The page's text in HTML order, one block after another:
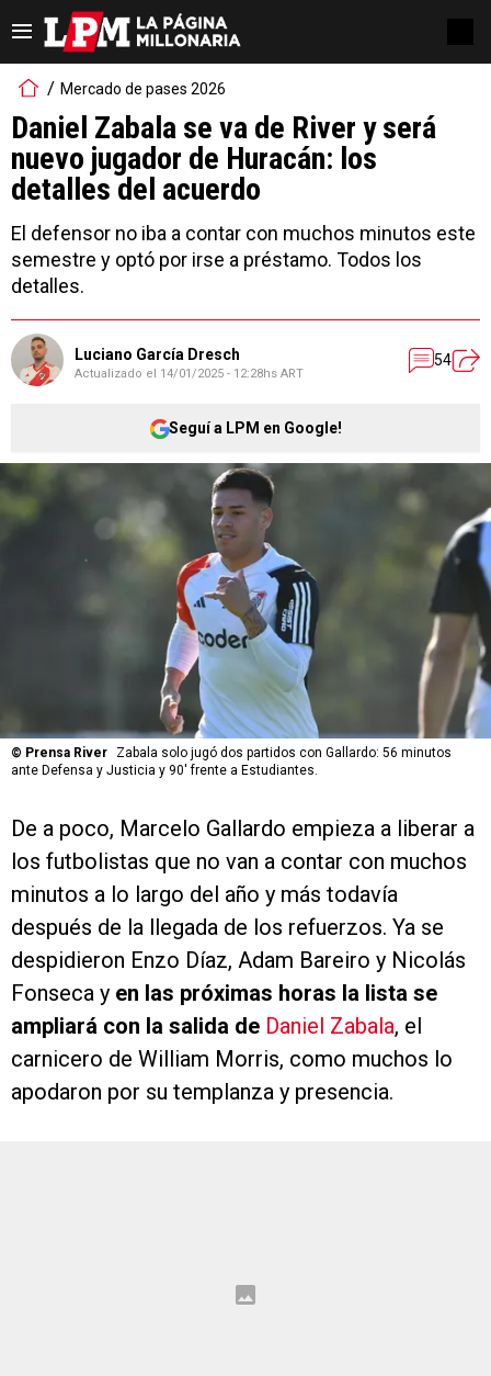
Mercado de pases 2026
Daniel Zabala se va de River y será
nuevo jugador de Huracán: los
detalles del acuerdo
El defensor no iba a contar con muchos minutos este
semestre y optó por irse a préstamo. Todos los
detalles.
Luciano García Dresch
Actualizado el 14/01/2025 - 12:28hs ART
54
Seguí a LPM en Google!
© Prensa River
Zabala solo jugó dos partidos con Gallardo: 56 minutos
ante Defensa y Justicia y 90' frente a Estudiantes.
De a poco, Marcelo Gallardo empieza a liberar a
los futbolistas que no van a contar con muchos
minutos a lo largo del año y más todavía
después de la llegada de los refuerzos. Ya se
despidieron Enzo Díaz, Adam Bareiro y Nicolás
Fonseca y en las próximas horas la lista se
ampliará con la salida de Daniel Zabala, el
carnicero de William Morris, como muchos lo
apodaron por su templanza y presencia.